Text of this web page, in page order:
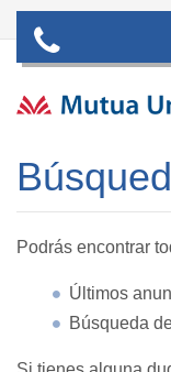
Podrás encontrar
Últimos
Búsqueda